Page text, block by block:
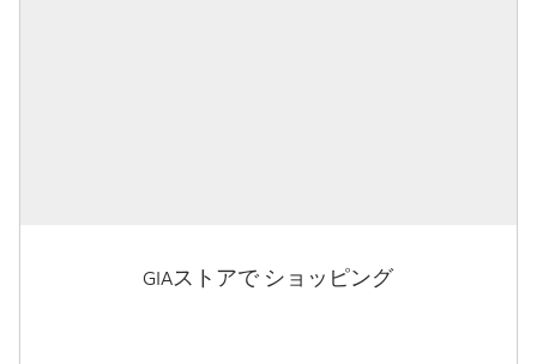
GIAストアで ショッピング